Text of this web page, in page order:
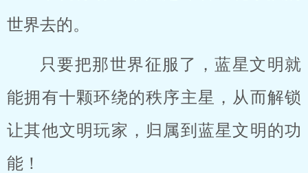
世界去的。
只要把那世界征服了，蓝星文明就
能拥有十颗环绕的秩序主星，从而解锁
让其他文明玩家，归属到蓝星文明的功
能！